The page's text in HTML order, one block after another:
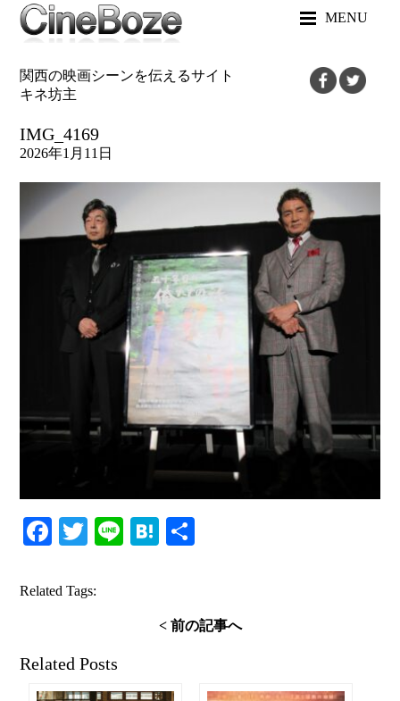
MENU
関西の映画シーンを伝えるサイト
キネ坊主
IMG_4169
2026年1月11日
Facebook
TwitterLineHatena
Related Tags:
< 前の記事へ
Related Posts